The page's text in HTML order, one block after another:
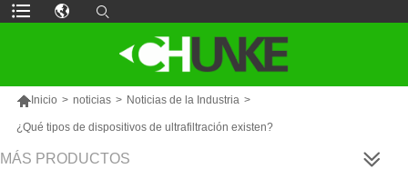
Inicio > noticias > Noticias de la Industria >
¿Qué tipos de dispositivos de ultrafiltración existen?
MÁS PRODUCTOS